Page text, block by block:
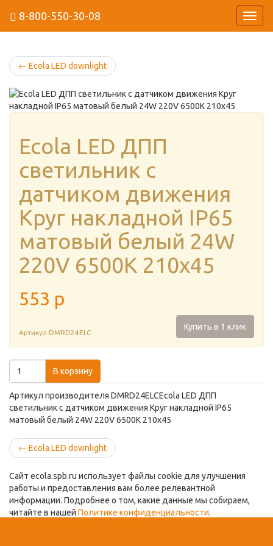
8-800-550-30-08
← Ecola LED downlight
Ecola LED ДПП
светильник с
датчиком движения
Круг накладной IP65
матовый белый 24W
220V 6500K 210x45
553 p
Купить в 1 клик
Артикул DMRD24ELC
В корзину
Артикул производителя DMRD24ELCEcola LED ДПП
светильник с датчиком движения Круг накладной IP65
матовый белый 24W 220V 6500K 210x45
← Ecola LED downlight
Сайт ecola.spb.ru использует файлы cookie для улучшения
работы и предоставления вам более релевантной
информации. Подробнее о том, какие данные мы собираем,
читайте в нашей Политике конфиденциальности.